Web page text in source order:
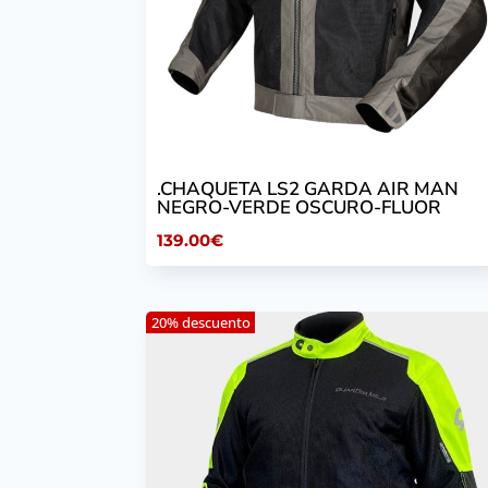
.CHAQUETA LS2 GARDA AIR MAN
NEGRO-VERDE OSCURO-FLUOR
139.00€
20% descuento